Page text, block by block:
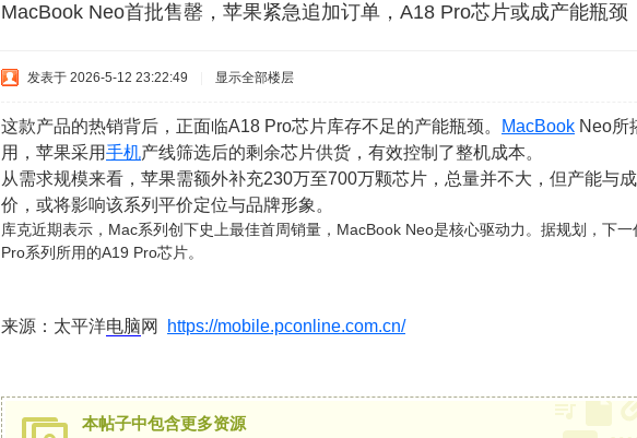
MacBook Neo首批售罄，苹果紧急追加订单，A18 Pro芯片或成产能瓶颈
发表于 2026-5-12 23:22:49 显示全部楼层
这款产品的热销背后，正面临A18 Pro芯片库存不足的产能瓶颈。 MacBook Neo所
用，苹果采用手机产线筛选后的剩余芯片供货，有效控制了整机成本。
从需求规模来看，苹果需额外补充230万至700万颗芯片，总量并不大，但产能与
价，或将影响该系列平价定位与品牌形象。
库克近期表示，Mac系列创下史上最佳首周销量，MacBook Neo是核心驱动力。据规划，下
Pro系列所用的A19 Pro芯片。
来源：太平洋电脑网 https://mobile.pconline.com.cn/
本帖子中包含更多资源